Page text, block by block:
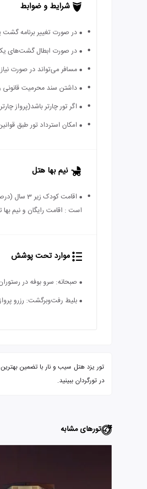
شرایط و ضوابط
در صورت تغییر برنامه گشت
در صورت ابطال گشت‌های یک‌روزه در تمام مقاطع
مسافر می‌تواند در صورت
داشتن سند محرمیت
اگر تور چارتر باشد(پرواز
امکان استرداد تور طبق
نیم بها هتل
است : اقامت رایگان و نیم
موارد تحت پوشش
صبحانه: سرو بوفه در
بلیط رفت‌وبرگشت: رزرو
در تورگردان ببینید.
تورهای مشابه